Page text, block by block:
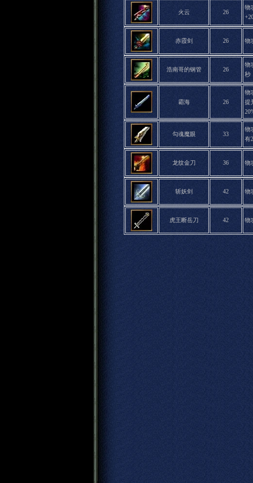
火云 26
物
赤霞剑 26 物
浩南哥的钢管 26
物
秒
霸海 26
物
提
勾魂魔眼 33
物
有
龙纹金刀 36 物
斩妖剑 42 物
虎王断岳刀 42 物